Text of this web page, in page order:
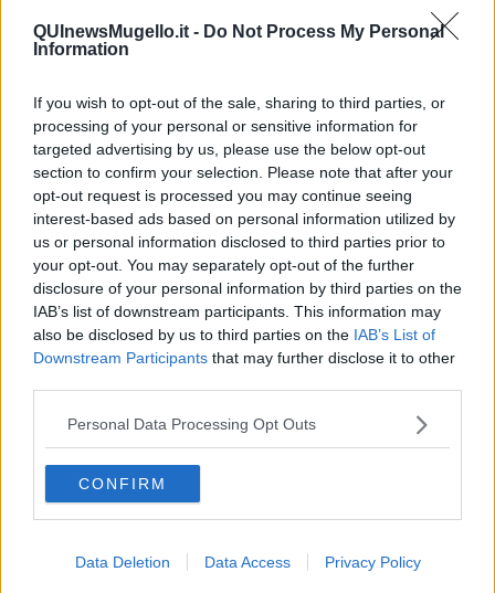
QUInewsMugello.it - Do Not Process My Personal
Information
If you wish to opt-out of the sale, sharing to third parties, or
processing of your personal or sensitive information for
targeted advertising by us, please use the below opt-out
section to confirm your selection. Please note that after your
opt-out request is processed you may continue seeing
interest-based ads based on personal information utilized by
us or personal information disclosed to third parties prior to
your opt-out. You may separately opt-out of the further
disclosure of your personal information by third parties on the
IAB’s list of downstream participants. This information may
also be disclosed by us to third parties on the IAB’s List of
Downstream Participants that may further disclose it to other
Personal Data Processing Opt Outs
CONFIRM
Data Deletion Data Access Privacy Policy
​Le furbate elettorali della Meloni e la testardaggine
dell’opposizione
L'umanizzazione dell'economia e della politica
​Dopo il diluvio dei NO: un patto intergenerazionale
​Un grandioso NO ai falchi teocratici e ai loro vassalli
La religione è la cocaina dei potenti
Donald e Bibi confinati nell’isola di St James?
L’italiano vero e la paura che al referendum vinca il No
​Complottismo o capitalismo globale?
​Ma, contessa, non si vergogna a continuare a guardare San
Scemo?
​Io non mi fiderei di chi promuove o consuma i riti collettivi
Esportazioni Usa: da democrazia a guerra civile
​I vestiti nuovi degli imperatori baltici
​Pupazzi!
​Il Wild West di Trump
​La disinformazione climatica veicolata dai media
Senza una Retta Visione l’Uomo è un automa
​La propaganda bellica nostrana vs l’hasbarà dei sionisti
​La cleptocrazia e lo studio sociologico della propaganda di
​Uccidere per gioco: il cacciatore e chi vuole armarsi